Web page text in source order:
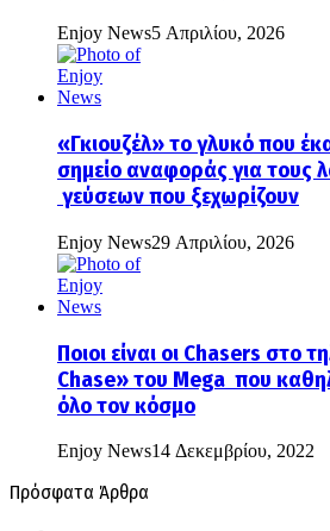
Enjoy News5 Απριλίου, 2026
«Γκιουζέλ» το γλυκό που
σημείο αναφοράς για τους
γεύσεων που ξεχωρίζουν
Enjoy News29 Απριλίου, 2026
Ποιοι είναι οι Chasers στο
Chase» του Mega που
όλο τον κόσμο
Enjoy News14 Δεκεμβρίου, 2022
Πρόσφατα Άρθρα